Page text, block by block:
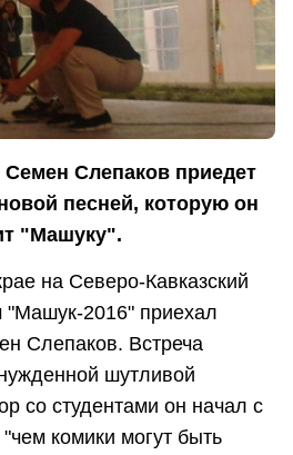
Слепаков приедет
песней, которую он
"Машуку".
на Северо-Кавказский
2016" приехал
Слепаков. Встреча
шутливой
со студентами он начал с
комики могут быть